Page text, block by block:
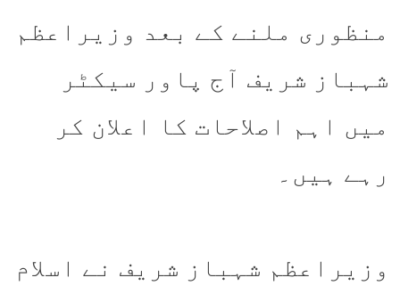
منظوری ملنے کے بعد وزیراعظم
شہباز شریف آج پاور سیکٹر
میں اہم اصلاحات کا اعلان کر
رہے ہیں۔
وزیراعظم شہباز شریف نے اسلام